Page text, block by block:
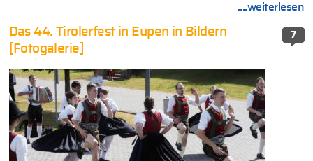
....weiterlesen
7
Das 44. Tirolerfest in Eupen in Bildern
[Fotogalerie]